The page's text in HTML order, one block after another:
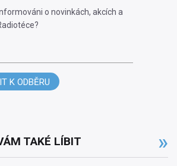
o novinkách, akcích a
K ODBĚRU
TAKÉ LÍBIT